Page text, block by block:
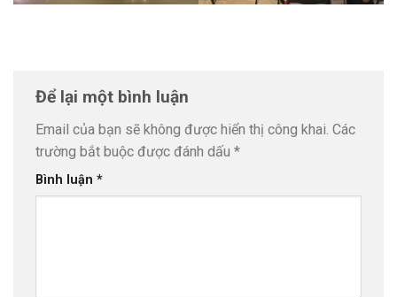
Để lại một bình luận
Email của bạn sẽ không được hiển thị công khai. Các
trường bắt buộc được đánh dấu *
Bình luận *